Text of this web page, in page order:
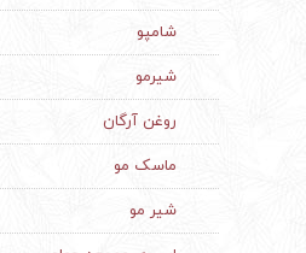
شامپو
شیرمو
روغن آرگان
ماسک مو
شیر مو